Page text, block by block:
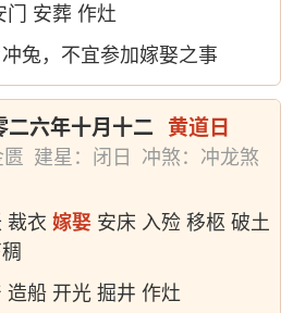
门 安葬 作灶
兔，不宜参加嫁娶之事
二六年十月十二 黄道日
建星：闭日
冲煞：冲龙煞
裁衣嫁娶 安床 入殓 移柩 破土
造船 开光 掘井 作灶